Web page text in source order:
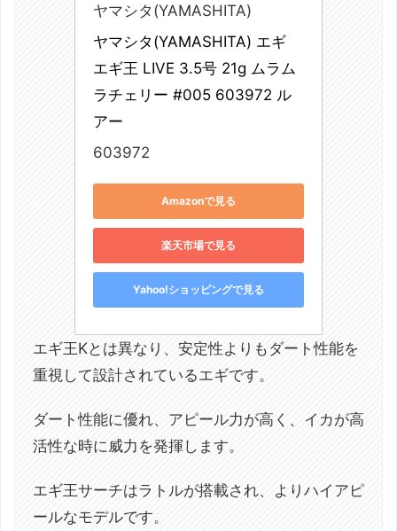
ヤマシタ(YAMASHITA)
ヤマシタ(YAMASHITA) エギ
エギ王 LIVE 3.5号 21g ムラム
ラチェリー #005 603972 ル
アー
603972
Amazonで見る
楽天市場で見る
Yahoo!ショッピングで見る
エギ王Kとは異なり、安定性よりもダート性能を
重視して設計されているエギです。
ダート性能に優れ、アピール力が高く、イカが高
活性な時に威力を発揮します。
エギ王サーチはラトルが搭載され、よりハイアピ
ールなモデルです。